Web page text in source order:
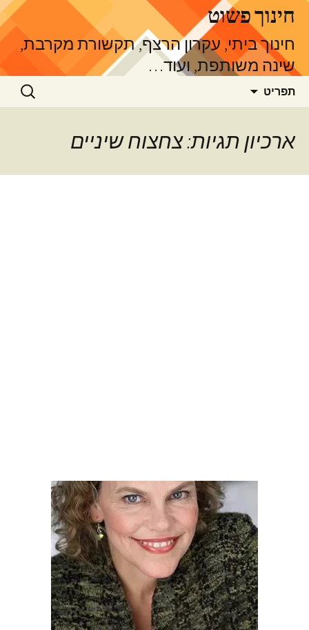
לדלג
לתוכןחינוך פשוט
חינוך ביתי, עקרון הרצף, תקשורת מקרבת,
שינה משותפת, ועוד…
תפריט חיפוש:
ארכיון תגיות: צחצוח שיניים